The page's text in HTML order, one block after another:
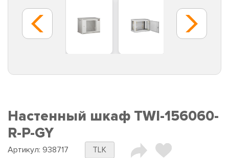
Настенный шкаф TWI-156060-
R-P-GY
Артикул: 938717 TLK